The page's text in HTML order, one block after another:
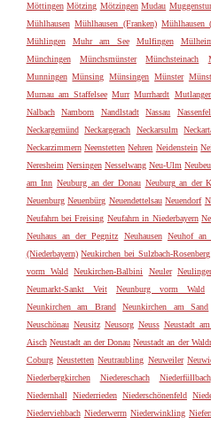
Möttingen Mötzing Mötzingen Mudau
Mühlhausen Mühlhausen (Franken) Mühlhausen
Mühlingen
Muhr am See Mulfingen
Münchingen
Münchsmünster Münchsteinach
Munningen Münsing Münsingen Münster
Murnau am Staffelsee Murr Murrhardt
Nalbach
Namborn Nandlstadt Nassau
Neckargemünd Neckargerach Neckarsulm
Neckarzimmern Neenstetten Nehren Neidenstein
Neresheim Nersingen Nesselwang Neu-Ulm
am Inn Neuburg an der Donau Neuburg an der
Neuenburg Neuenbürg Neuendettelsau Neuendorf
Neufahrn bei Freising Neufahrn in Niederbayern
Neuhaus an der Pegnitz
Neuhausen Neuhof an
(Niederbayern) Neukirchen bei Sulzbach-Rosenberg
vorm Wald Neukirchen-Balbini Neuler
Neumarkt-Sankt Veit
Neunburg vorm Wald
Neunkirchen am Brand
Neunkirchen am Sand
Neuschönau Neusitz Neusorg Neuss Neustadt
Aisch Neustadt an der Donau Neustadt an der
Coburg Neustetten Neutraubling Neuweiler
Niederbergkirchen
Niedereschach Niederfüllbach
Niedernhall
Niederrieden Niederschönenfeld
Niederviehbach Niederwerrn Niederwinkling